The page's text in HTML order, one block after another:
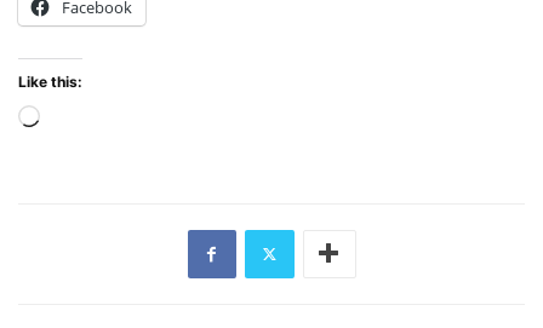
Facebook
Like this: